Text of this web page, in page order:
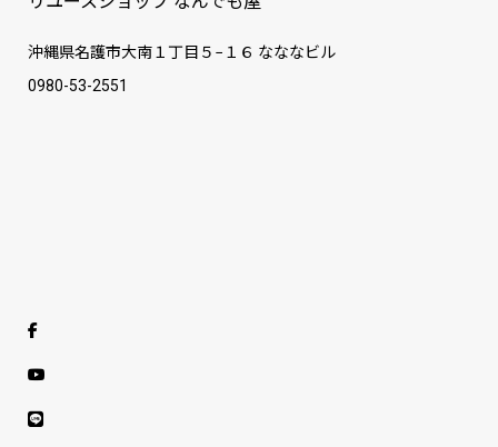
沖縄県名護市大南１丁目５−１６ なななビル
0980-53-2551